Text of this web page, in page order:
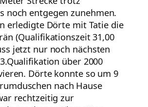
noch entgegen zunehmen.
erledigte Dörte mit Tatie die
(Qualifikationszeit 31,00
jetzt nur noch nächsten
über 2000
Dörte konnte so um 9
nach Hause
rechtzeitig zur